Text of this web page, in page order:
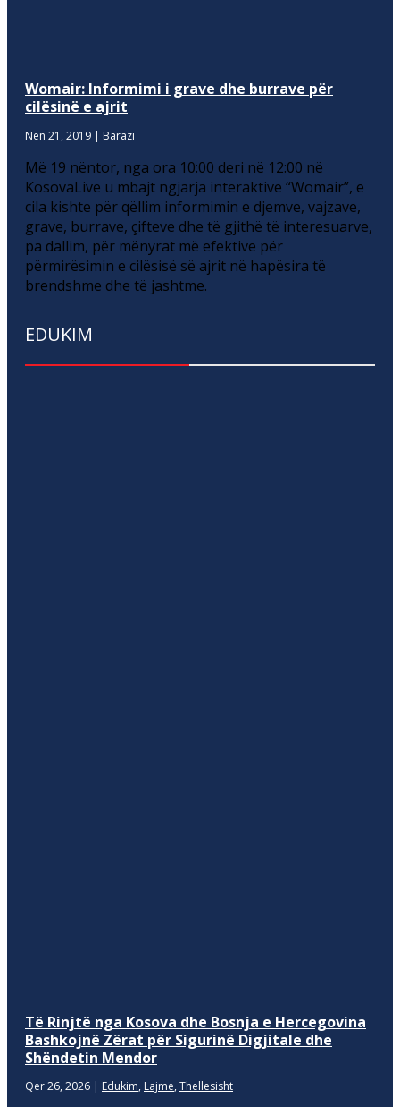
Womair: Informimi i grave dhe burrave për
cilësinë e ajrit
Nën 21, 2019 | Barazi
Më 19 nëntor, nga ora 10:00 deri në 12:00 në
KosovaLive u mbajt ngjarja interaktive “Womair”, e
cila kishte për qëllim informimin e djemve, vajzave,
grave, burrave, çifteve dhe të gjithë të interesuarve,
pa dallim, për mënyrat më efektive për
përmirësimin e cilësisë së ajrit në hapësira të
brendshme dhe të jashtme.
EDUKIM
Të Rinjtë nga Kosova dhe Bosnja e Hercegovina
Bashkojnë Zërat për Sigurinë Digjitale dhe
Shëndetin Mendor
Qer 26, 2026 | Edukim, Lajme, Thellesisht